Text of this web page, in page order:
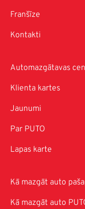
Franšīze
Kontakti
Automazgātavas
Klienta kartes
Jaunumi
Par PUTO
Lapas karte
Kā mazgāt auto
Kā mazgāt auto